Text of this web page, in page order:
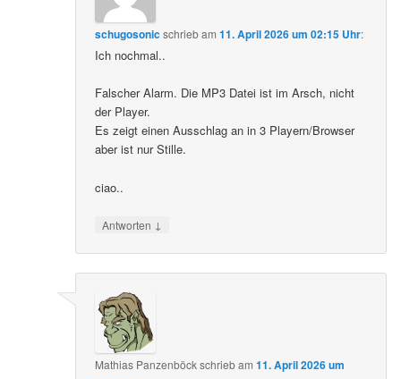
schugosonicschriebam11. April 2026 um 02:15 Uhr:
Ich nochmal..
Falscher Alarm. Die MP3 Datei ist im Arsch, nicht
der Player.
Es zeigt einen Ausschlag an in 3 Playern/Browser
aber ist nur Stille.
ciao..
Antworten ↓
Mathias Panzenböckschriebam11. April 2026 um